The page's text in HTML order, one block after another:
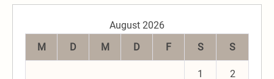
August 2026
M
D M D F S S
1 2